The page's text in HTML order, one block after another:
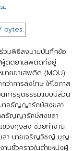
ม
วมพิธีลงนามบันทึกข้อ
ติดยาเสพติดที่อยู่
มายยาเสพติด (MOU)
ว่าการลงโทษ ให้โอกาส
นการยุติธรรมแบบมีส่วน
าลธัญญารักษ์สงขลา
ลธัญญารักษ์สงขลา
วงทุ่งสง ช่วยทำงาน
ขลา นายเจริญวิชญ์ บุญ
นชั่วคราวในตำแหน่งผู้